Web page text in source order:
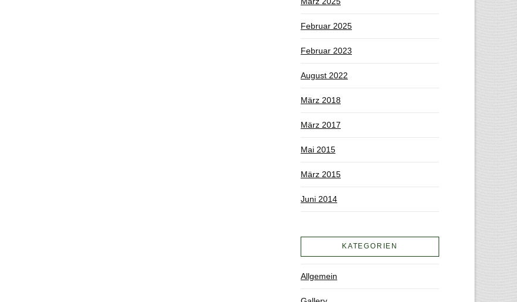
Februar 2025
Februar 2023
August 2022
März 2018
März 2017
Mai 2015
März 2015
Juni 2014
KATEGORIEN
Allgemein